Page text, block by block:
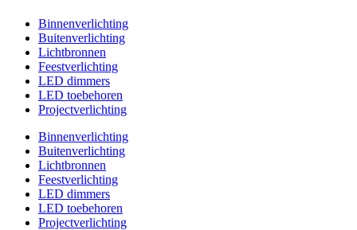
Binnenverlichting
Buitenverlichting
Lichtbronnen
Feestverlichting
LED dimmers
LED toebehoren
Projectverlichting
Binnenverlichting
Buitenverlichting
Lichtbronnen
Feestverlichting
LED dimmers
LED toebehoren
Projectverlichting